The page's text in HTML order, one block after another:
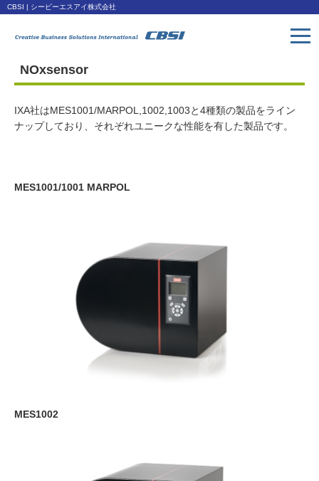
CBSI | シービーエスアイ株式会社
取扱い製品
Download
アクセス
Access
求人・会社紹介
Recruit
会社見学
NOxsensor
IXA社はMES1001/MARPOL,1002,1003と4種類の製品をライン
ナップしており、それぞれユニークな性能を有した製品です。
MES1001/1001 MARPOL
MES1002